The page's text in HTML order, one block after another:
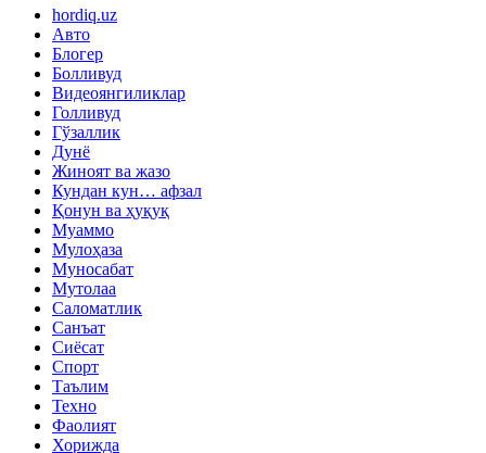
hordiq.uz
Авто
Блогер
Болливуд
Видеоянгиликлар
Голливуд
Гўзаллик
Дунё
Жиноят ва жазо
Кундан кун… афзал
Қонун ва ҳуқуқ
Муаммо
Мулоҳаза
Муносабат
Мутолаа
Саломатлик
Санъат
Сиёсат
Спорт
Таълим
Техно
Фаолият
Хорижда